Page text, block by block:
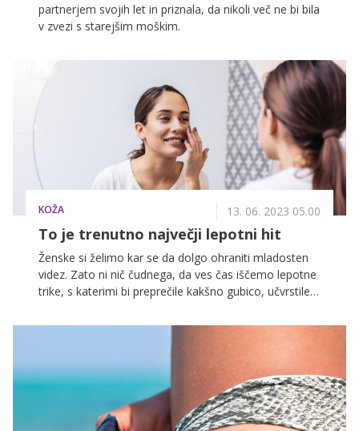
partnerjem svojih let in priznala, da nikoli več ne bi bila
v zvezi s starejšim moškim.
KOŽA 13. 06. 2023 05.00
To je trenutno največji lepotni hit
Ženske si želimo kar se da dolgo ohraniti mladosten
videz. Zato ni nič čudnega, da ves čas iščemo lepotne
trike, s katerimi bi preprečile kakšno gubico, učvrstile
številni kozmetični izdelki, med katerimi so tudi
glavnih sestavin, ki se skriva v njih, so tudi peptidi, ki
so kot sveti gral, ko gre za lepo kožo. Imajo namreč
številne pozitivne učinke, zaradi katerih so jih v svojo
lepotno rutino vključile številne pripadnice ženskega